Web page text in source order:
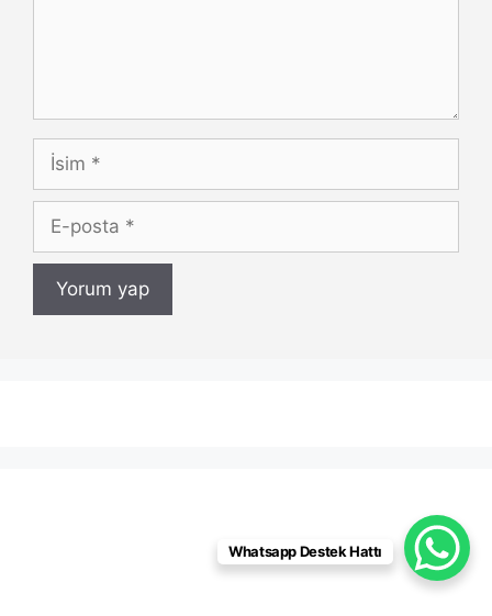
İsim
posta
Whatsapp Destek Hattı